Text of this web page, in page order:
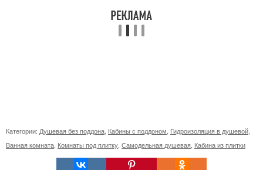
Категории: Душевая без поддона Кабины с поддоном Гидроизоляция в душевой
Ванная комната Комнаты под плитку Самодельная душевая Кабина из плитки